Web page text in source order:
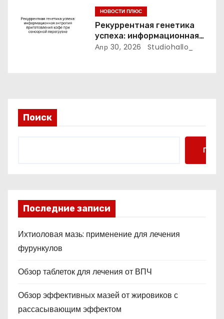
НОВОСТИ ПЛЮС
Рекуррентная генетика
успеха: информационная
энтропия приготовления
Апр 30, 2026 Studiohallo_
Поиск
Поиск
Последние записи
Ихтиоловая мазь: применение для лечения
фурункулов
Обзор таблеток для лечения от ВПЧ
Обзор эффективных мазей от жировиков с
рассасывающим эффектом